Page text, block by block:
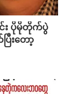
း ပိုမိုတိုက်ပွဲ
ြီးတော့